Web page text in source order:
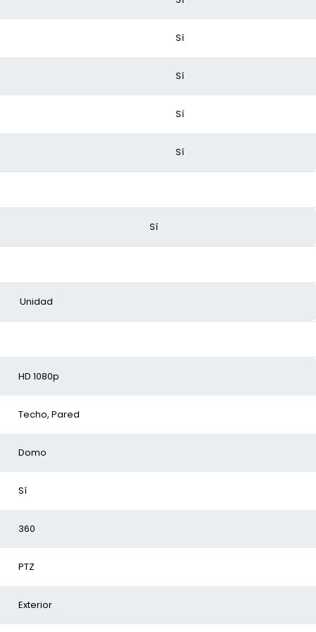
Sí
Sí
Sí
Sí
Sí
Unidad
HD 1080p
Techo, Pared
Domo
Sí
360
PTZ
Exterior